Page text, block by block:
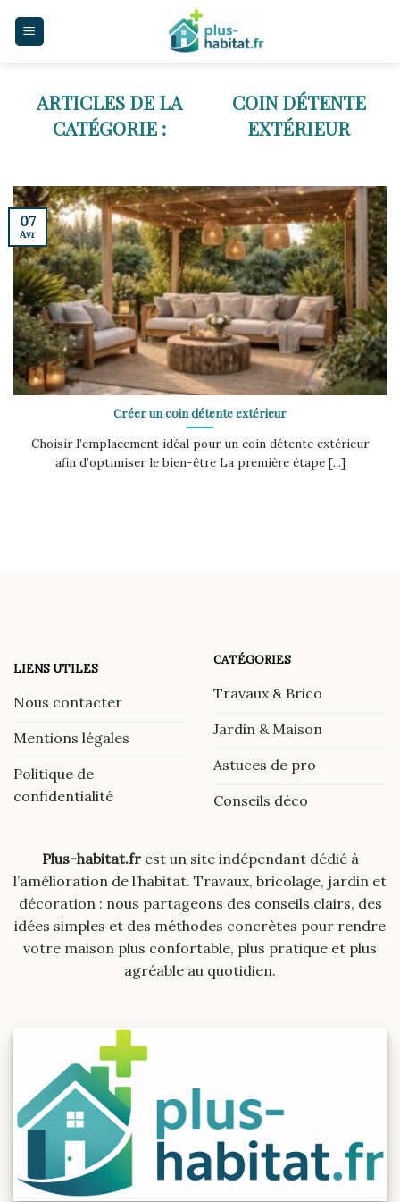
COIN DÉTENTE
EXTÉRIEUR
Créer un coin détente extérieur
Choisir l’emplacement idéal pour un coin détente extérieur
afin d’optimiser le bien-être La première étape [...]
07
Avr
LIENS UTILES
Nous contacter
Mentions légales
Politique de
confidentialité
CATÉGORIES
Travaux & Brico
Jardin & Maison
Astuces de pro
Conseils déco
Plus-habitat.frest un site indépendant dédié à
l’amélioration de l’habitat. Travaux, bricolage, jardin et
décoration : nous partageons des conseils clairs, des
idées simples et des méthodes concrètes pour rendre
votre maison plus confortable, plus pratique et plus
agréable au quotidien.